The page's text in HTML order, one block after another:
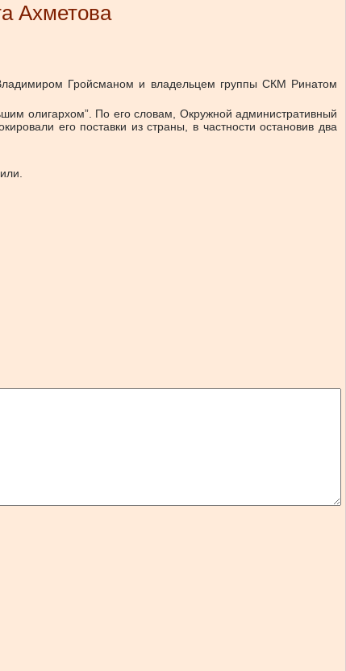
Ахметова
Гройсманом и владельцем группы СКМ Ринатом
олигархом”. По его словам, Окружной административный
его поставки из страны, в частности остановив два